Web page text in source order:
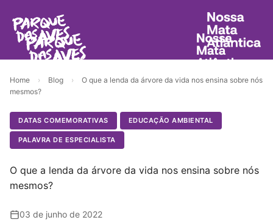
Home › Blog ›
O que a lenda da árvore da vida nos ensina sobre nós
mesmos?
DATAS COMEMORATIVAS EDUCAÇÃO AMBIENTAL
PALAVRA DE ESPECIALISTA
O que a lenda da árvore da vida nos ensina sobre nós
mesmos?
03 de junho de 2022